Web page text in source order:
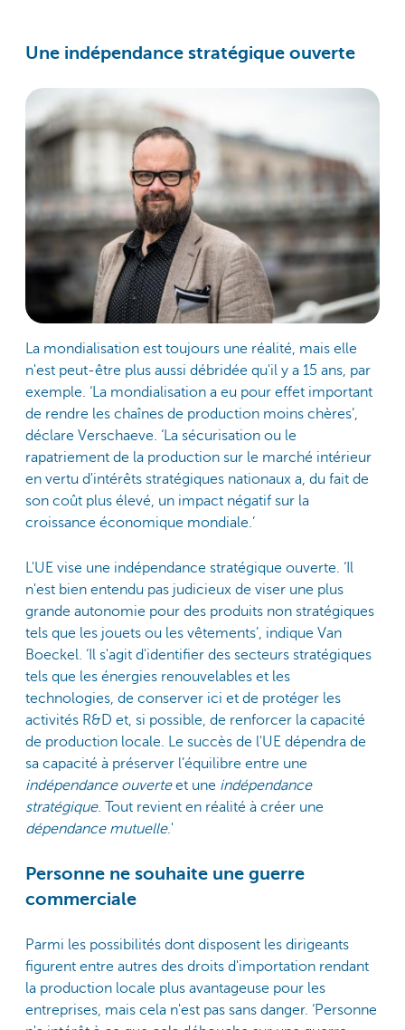
Une indépendance stratégique ouverte
La mondialisation est toujours une réalité, mais elle
n'est peut-être plus aussi débridée qu'il y a 15 ans, par
exemple. ‘La mondialisation a eu pour effet important
de rendre les chaînes de production moins chères’,
déclare Verschaeve. ‘La sécurisation ou le
rapatriement de la production sur le marché intérieur
en vertu d'intérêts stratégiques nationaux a, du fait de
son coût plus élevé, un impact négatif sur la
croissance économique mondiale.’
L'UE vise une indépendance stratégique ouverte. ‘Il
n'est bien entendu pas judicieux de viser une plus
grande autonomie pour des produits non stratégiques
tels que les jouets ou les vêtements’, indique Van
Boeckel. ‘Il s'agit d'identifier des secteurs stratégiques
tels que les énergies renouvelables et les
technologies, de conserver ici et de protéger les
activités R&D et, si possible, de renforcer la capacité
de production locale. Le succès de l'UE dépendra de
sa capacité à préserver l’équilibre entre une
indépendance ouverteet une indépendance
stratégique. Tout revient en réalité à créer une
dépendance mutuelle.'
Personne ne souhaite une guerre
commerciale
Parmi les possibilités dont disposent les dirigeants
figurent entre autres des droits d'importation rendant
la production locale plus avantageuse pour les
entreprises, mais cela n'est pas sans danger. ‘Personne